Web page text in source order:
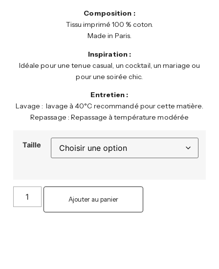
Composition :
Tissu imprimé 100 % coton.
Made in Paris.
Inspiration :
Idéale pour une tenue casual, un cocktail, un mariage ou
pour une soirée chic.
Entretien :
Lavage : lavage à 40°C recommandé pour cette matière.
Repassage : Repassage à température modérée
Taille
Ajouter au panier